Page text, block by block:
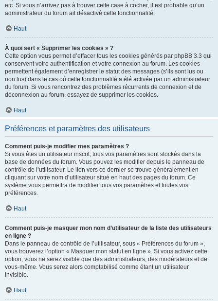
etc. Si vous n’arrivez pas à trouver cette case à cocher, il est probable qu’un
administrateur du forum ait désactivé cette fonctionnalité.
Haut
À quoi sert « Supprimer les cookies » ?
Cette option vous permet d’effacer tous les cookies générés par phpBB 3.3 qui
conservent votre authentification et votre connexion au forum. Les cookies
permettent également d’enregistrer le statut des messages (s’ils sont lus ou
non lus) dans le cas où cette fonctionnalité a été activée par un administrateur
du forum. Si vous rencontrez des problèmes récurrents de connexion et de
déconnexion au forum, essayez de supprimer les cookies.
Haut
Préférences et paramètres des utilisateurs
Comment puis-je modifier mes paramètres ?
Si vous êtes un utilisateur inscrit, tous vos paramètres sont stockés dans la
base de données du forum. Vous pouvez les modifier depuis le panneau de
contrôle de l’utilisateur. Le lien vers ce dernier se trouve généralement en
cliquant sur votre nom d’utilisateur situé en haut des pages du forum. Ce
système vous permettra de modifier tous vos paramètres et toutes vos
préférences.
Haut
Comment puis-je masquer mon nom d’utilisateur de la liste des utilisateurs
en ligne ?
Dans le panneau de contrôle de l’utilisateur, sous « Préférences du forum »,
vous trouverez l’option « Masquer mon statut en ligne ». Si vous activez cette
option, vous ne serez visible que des administrateurs, des modérateurs et de
vous-même. Vous serez alors comptabilisé comme étant un utilisateur
invisible.
Haut